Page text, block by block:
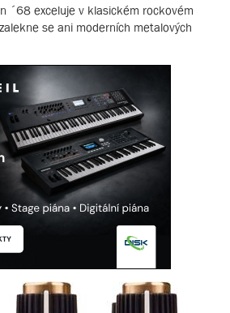
´68 exceluje v klasickém rockovém
se ani moderních metalových